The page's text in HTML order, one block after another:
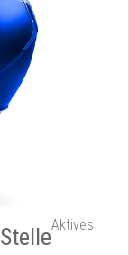
Aktives